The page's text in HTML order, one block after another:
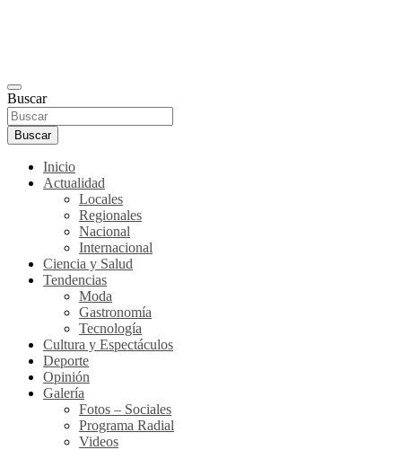
Buscar
Buscar
Inicio
Actualidad
Locales
Regionales
Nacional
Internacional
Ciencia y Salud
Tendencias
Moda
Gastronomía
Tecnología
Cultura y Espectáculos
Deporte
Opinión
Galería
Fotos – Sociales
Programa Radial
Videos